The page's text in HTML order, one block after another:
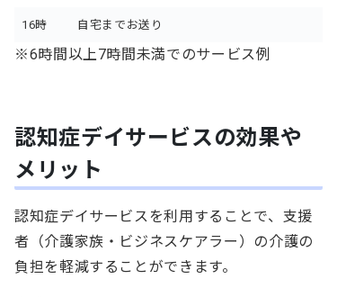
16時 自宅までお送り
※6時間以上7時間未満でのサービス例
認知症デイサービスの効果や
メリット
認知症デイサービスを利用することで、 支援
者（介護家族・ビジネスケアラー）の介護の
負担を軽減することができます。